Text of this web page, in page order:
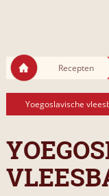
Recepten
Yoegoslavische